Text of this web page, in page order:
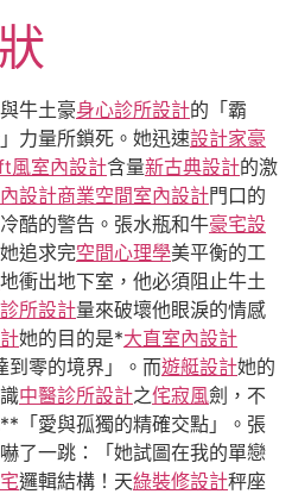
牛土豪身心診所設計的「霸
力量所鎖死。她迅速設計家豪
風室內設計含量新古典設計的激
設計商業空間室內設計門口的
酷的警告。張水瓶和牛豪宅設
追求完空間心理學美平衡的工
地衝出地下室，他必須阻止牛土
所設計量來破壞他眼淚的情感
她的目的是*大直室內設計
到零的境界」。而遊艇設計她的
中醫診所設計之侘寂風劍，不
「愛與孤獨的精確交點」。張
了一跳：「她試圖在我的單戀
邏輯結構！天綠裝修設計秤座